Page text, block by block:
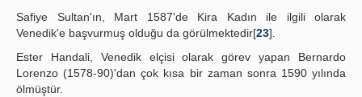
Safiye Sultan'ın, Mart 1587'de Kira Kadın ile ilgili olarak
Venedik'e başvurmuş olduğu da görülmektedir[23].
Ester Handali, Venedik elçisi olarak görev yapan Bernardo
Lorenzo (1578-90)'dan çok kısa bir zaman sonra 1590 yılında
ölmüştür.